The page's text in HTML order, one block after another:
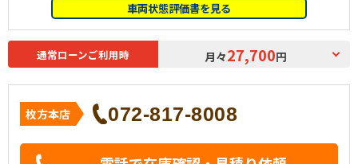
車両状態評価書を見る
通常ローンご利用時 月々27,700円
枚方本店 072-817-8008